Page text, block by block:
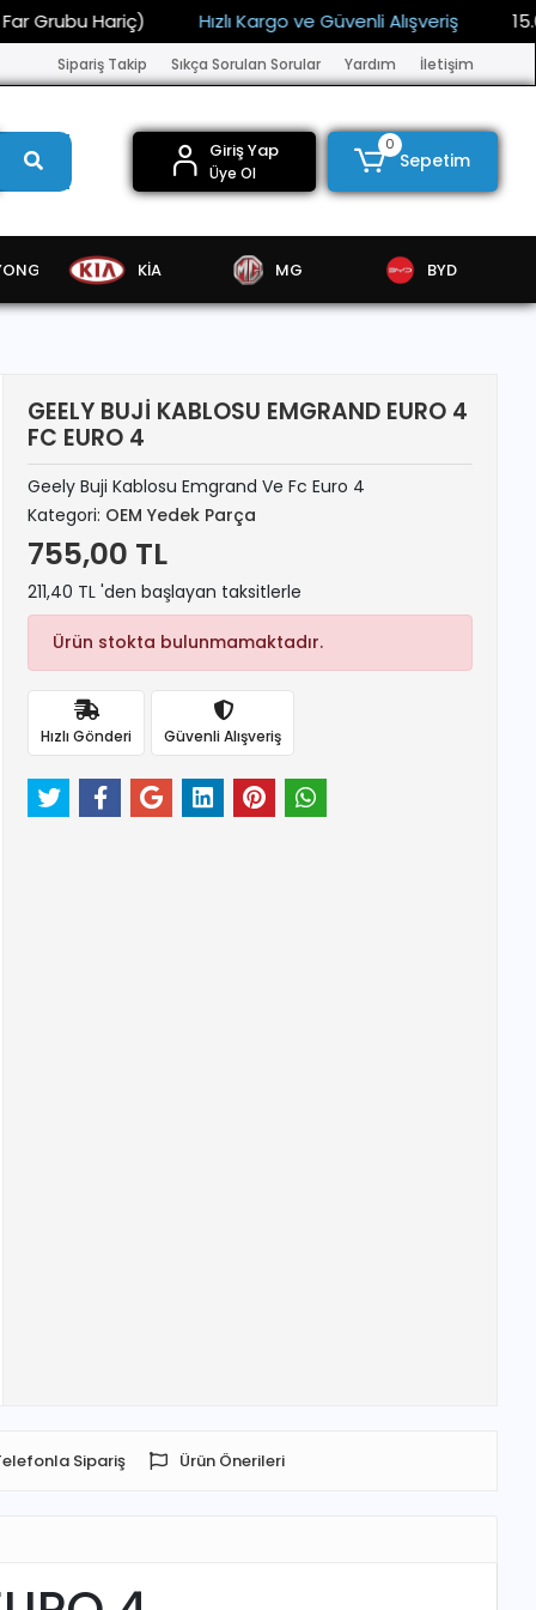
Hariç) Hızlı Kargo ve Güvenli Alışveriş 15.000 TL
Sipariş Takip Sıkça Sorulan Sorular Yardım İletişim
Giriş Yap
Üye Ol
0
Sepetim
KİA MG BYD
GEELY BUJİ KABLOSU EMGRAND EURO 4
FC EURO 4
Geely Buji Kablosu Emgrand Ve Fc Euro 4
Kategori: OEM Yedek Parça
755,00 TL
211,40 TL 'den başlayan taksitlerle
Ürün stokta bulunmamaktadır.
Hızlı Gönderi Güvenli Alışveriş
Sipariş Ürün Önerileri